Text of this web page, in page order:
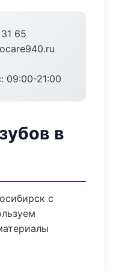
65
09:00-21:00
в
с